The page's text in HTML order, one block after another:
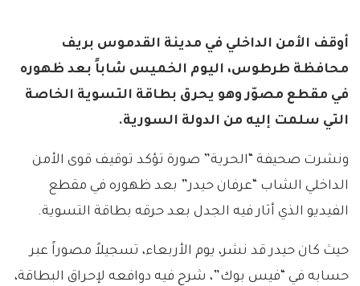
أوقف الأمن الداخلي في مدينة القدموس بريف
محافظة طرطوس، اليوم الخميس شاباً بعد ظهوره
في مقطع مصوّر وهو يحرق بطاقة التسوية الخاصة
التي سلمت إليه من الدولة السورية.
ونشرت صحيفة “الحرية” صورة تؤكد توقيف قوى الأمن
الداخلي الشاب “عرفان حيدر” بعد ظهوره في مقطع
الفيديو الذي أثار فيه الجدل بعد حرقه بطاقة التسوية.
حيث كان حيدر قد نشر، يوم الأربعاء، تسجيلاً مصوراً عبر
حسابه في “فيس بوك”، شرح فيه دوافعه لإحراق البطاقة،